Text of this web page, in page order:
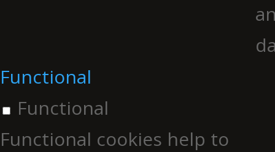
Functional
Functional
Functional cookies help to